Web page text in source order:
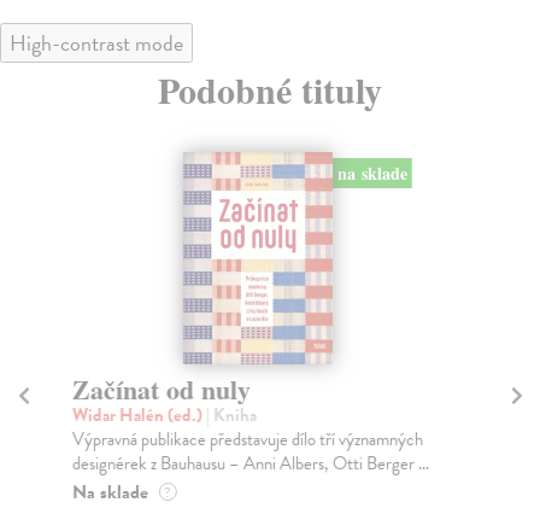
High-contrast mode
Podobné tituly
na sklade
Začínat od nuly
Widar Halén (ed.)| Kniha
Výpravná publikace představuje dílo tří významných
designérek z Bauhausu – Anni Albers, Otti Berger ...
Na sklade ?